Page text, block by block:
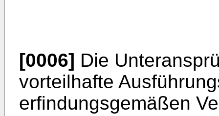
[0006] Die
vorteilhafte
erfindungsgemäßen